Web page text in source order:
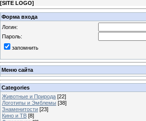
[SITE LOGO]
Форма входа
Логин:
Пароль:
запомнить
Меню сайта
Categories
Животные и Природа [22]
Логотипы и Эмблемы [38]
Знаменитости [23]
Кино и ТВ [8]